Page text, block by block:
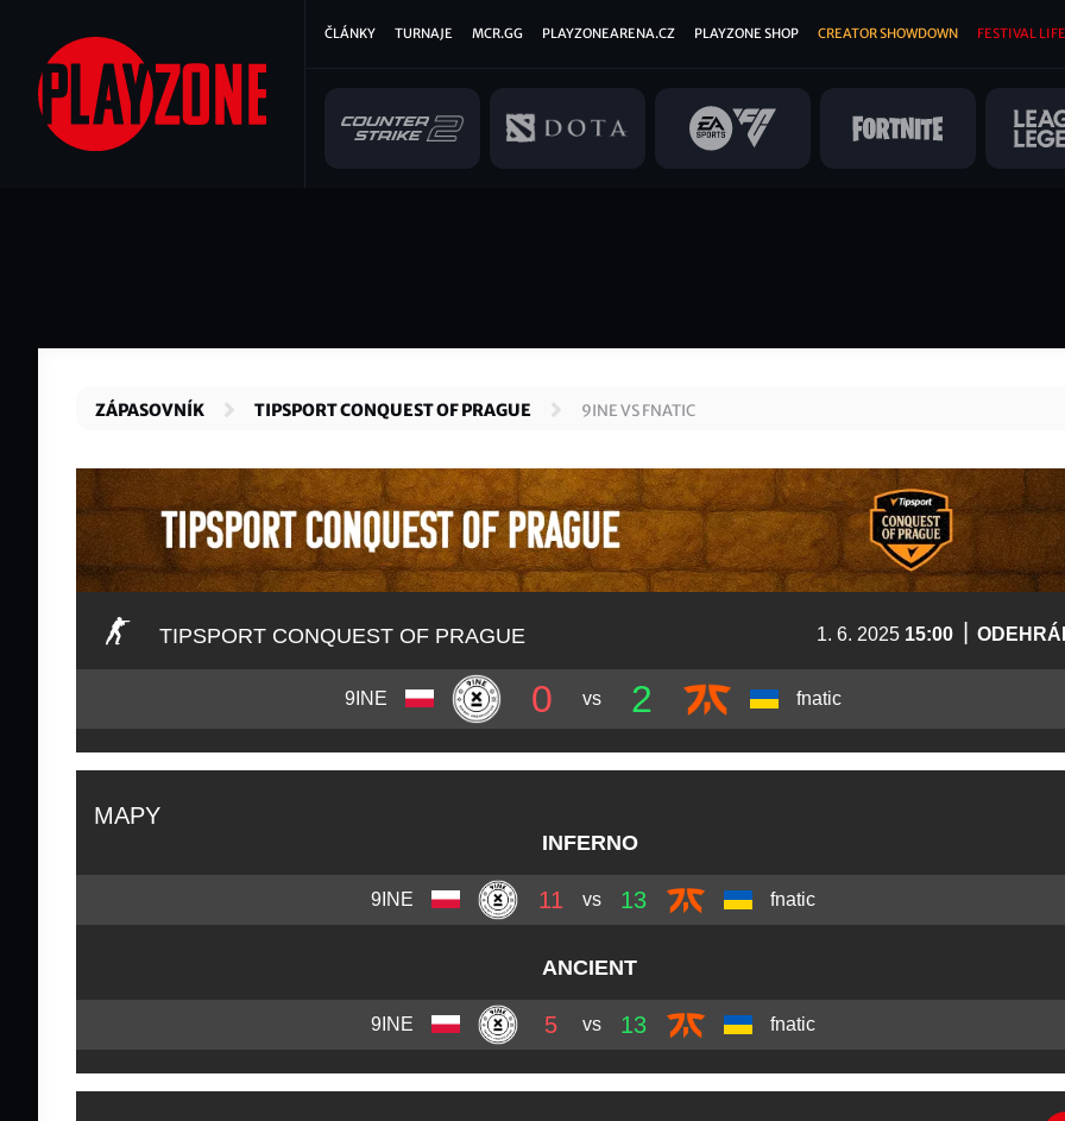
hlavnímu
obsahu
Hlavní
ČLÁNKY TURNAJE MCR.GG PLAYZONEARENA.CZ PLAYZONE SHOP CREATOR SHOWDOWN FESTIVAL
ZÁPASOVNÍK TIPSPORT CONQUEST OF PRAGUE 9INE VS FNATIC
TIPSPORT CONQUEST OF PRAGUE 1. 6. 2025 15:00
9INE 0 vs 2 fnatic
MAPY
INFERNO
9INE 11 vs 13 fnatic
ANCIENT
9INE 5 vs 13 fnatic